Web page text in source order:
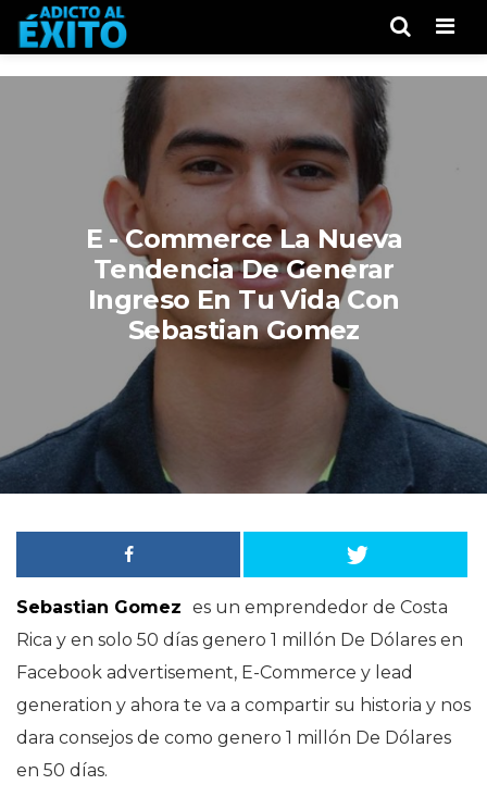
E - Commerce La Nueva
Tendencia De Generar
Ingreso En Tu Vida Con
Sebastian Gomez
Sebastian Gomez es un emprendedor de Costa
Rica y en solo 50 días genero 1 millón De Dólares en
Facebook advertisement, E-Commerce y lead
generation y ahora te va a compartir su historia y nos
dara consejos de como genero 1 millón De Dólares
en 50 días.